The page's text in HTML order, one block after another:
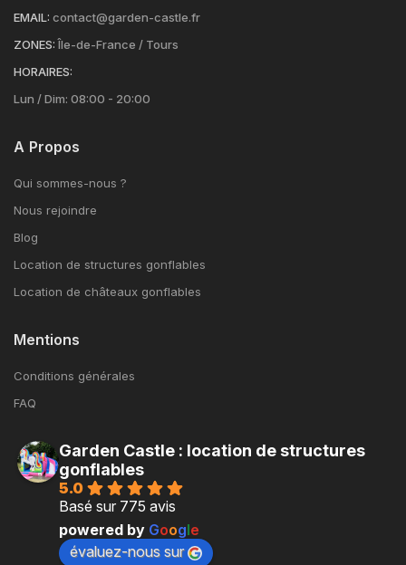
EMAIL: contact@garden-castle.fr
ZONES: Île-de-France / Tours
HORAIRES:
Lun / Dim: 08:00 - 20:00
A Propos
Qui sommes-nous ?
Nous rejoindre
Blog
Location de structures gonflables
Location de châteaux gonflables
Mentions
Conditions générales
FAQ
Garden Castle : location de structures
gonflables
5.0
Basé sur 775 avis
powered by Google
évaluez-nous sur